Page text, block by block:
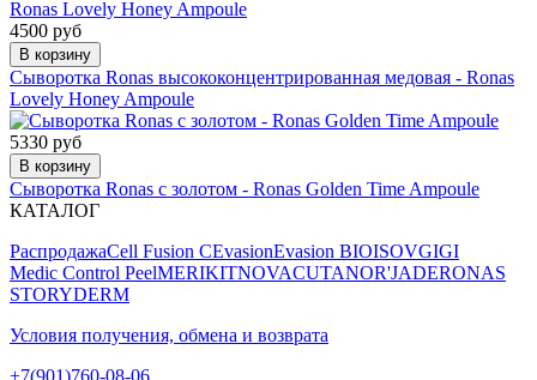
4500 руб
В корзину
Сыворотка Ronas высококонцентрированная медовая - Ronas
Lovely Honey Ampoule
5330 руб
В корзину
Сыворотка Ronas с золотом - Ronas Golden Time Ampoule
КАТАЛОГ
РаспродажаCell Fusion CEvasionEvasion BIOISOVGIGI
Medic Control PeelMERIKITNOVACUTANOR'JADERONAS
STORYDERM
Условия получения, обмена и возврата
+7(901)760-08-06